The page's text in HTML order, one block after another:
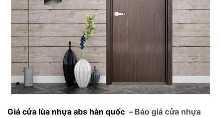
Giá cửa lùa nhựa abs hàn quốc – Báo giá cửa nhựa